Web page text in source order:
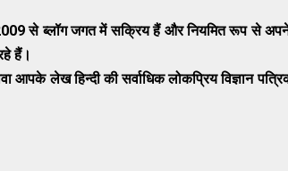
से ब्लॉग जगत में सक्रिय हैं और नियमित रूप से अपने
हैं।
आपके लेख हिन्दी की सर्वाध‍िक लोकप्रियविज्ञान